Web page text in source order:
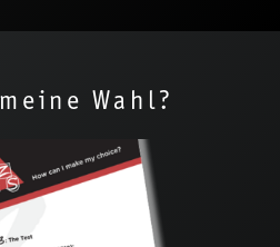
Wahl?